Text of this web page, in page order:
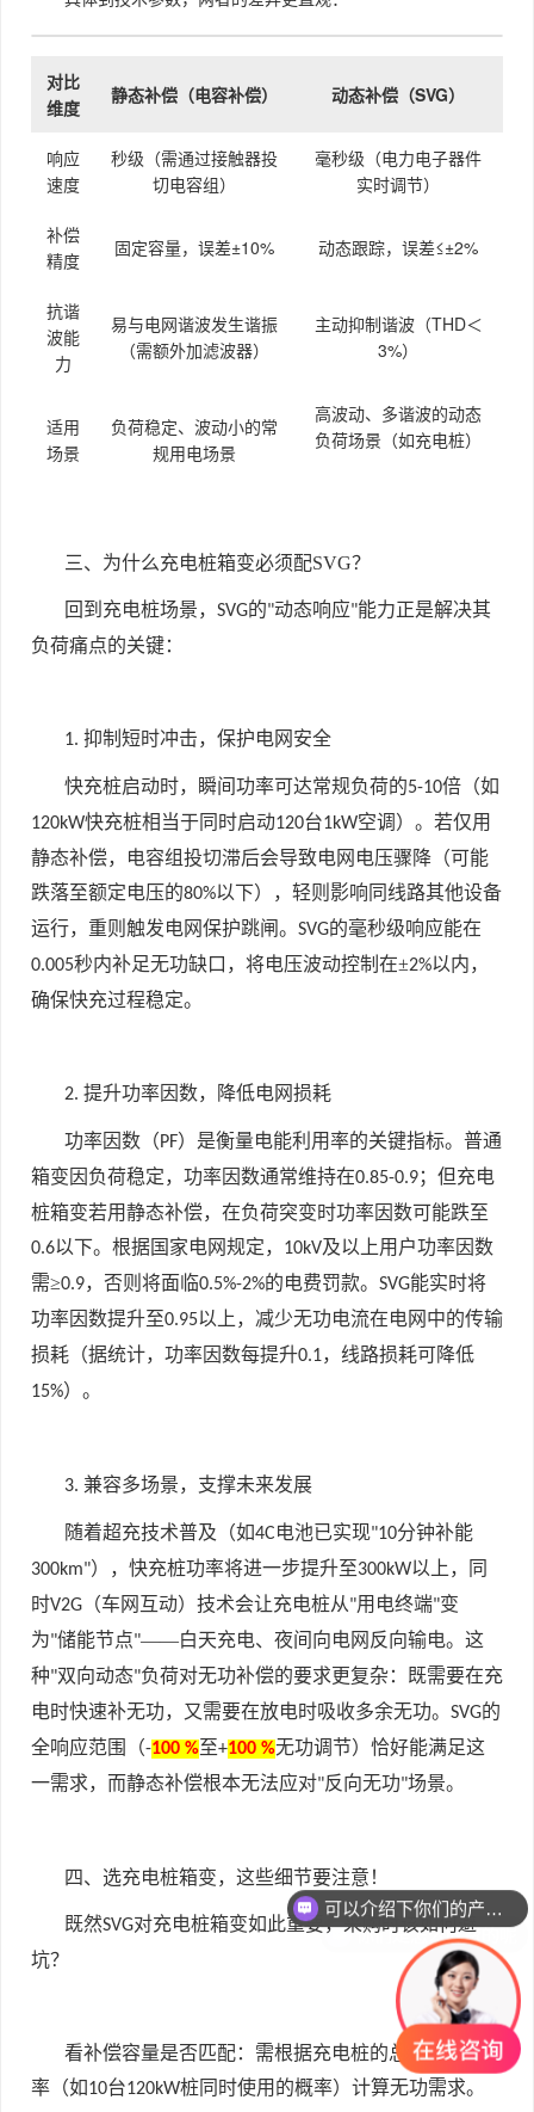
对比
维度
静态补偿（电容补偿） 动态补偿（SVG）
响应
速度
秒级（需通过接触器投
切电容组）
毫秒级（电力电子器件
实时调节）
补偿
精度
固定容量，误差±10% 动态跟踪，误差≤±2%
抗谐
波能
力
易与电网谐波发生谐振
（需额外加滤波器）
主动抑制谐波（THD＜
3%）
适用
场景
负荷稳定、波动小的常
规用电场景
高波动、多谐波的动态
负荷场景（如充电桩）
三、为什么充电桩箱变必须配SVG？
回到充电桩场景， SVG的"动态响应"能力正是解决其
负荷痛点的关键：
1. 抑制短时冲击，保护电网安全
快充桩启动时，瞬间功率可达常规负荷的5-10倍（如
120kW快充桩相当于同时启动120台1kW空调）。若仅用
静态补偿，电容组投切滞后会导致电网电压骤降（可能
跌落至额定电压的80%以下），轻则影响同线路其他设备
运行，重则触发电网保护跳闸。 SVG的毫秒级响应能在
0.005秒内补足无功缺口，将电压波动控制在±2%以内，
确保快充过程稳定。
2. 提升功率因数，降低电网损耗
功率因数（PF）是衡量电能利用率的关键指标。普通
箱变因负荷稳定，功率因数通常维持在0.85-0.9；但充电
桩箱变若用静态补偿，在负荷突变时功率因数可能跌至
0.6以下。根据国家电网规定， 10kV及以上用户功率因数
需≥0.9，否则将面临0.5%-2%的电费罚款。 SVG能实时将
功率因数提升至0.95以上，减少无功电流在电网中的传输
损耗（据统计，功率因数每提升0.1，线路损耗可降低
15%）。
3. 兼容多场景，支撑未来发展
随着超充技术普及（如4C电池已实现"10分钟补能
300km"），快充桩功率将进一步提升至300kW以上，同
时V2G （车网互动）技术会让充电桩从"用电终端"变
为"储能节点"——白天充电、夜间向电网反向输电。这
种"双向动态"负荷对无功补偿的要求更复杂：既需要在充
电时快速补无功，又需要在放电时吸收多余无功。 SVG的
全响应范围（-100 %至+100 %无功调节）恰好能满足这
一需求，而静态补偿根本无法应对"反向无功"场景。
四、选充电桩箱变，这些细节要注意！
既然SVG对充电桩箱变如此重要，采购时该如何避
坑？
看补偿容量是否匹配：需根据充电桩的总功率、同时
率（如10台120kW桩同时使用的概率）计算无功需求。
你们是怎么收费的呢